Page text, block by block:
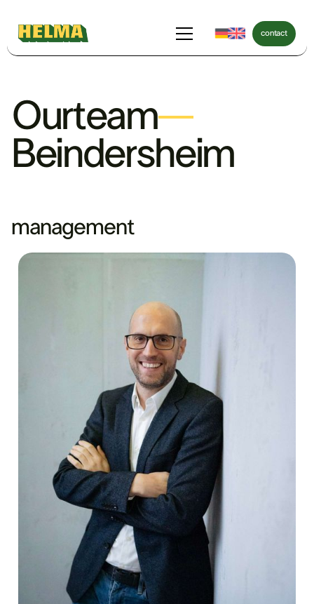
contact
Ourteam
Beindersheim
management